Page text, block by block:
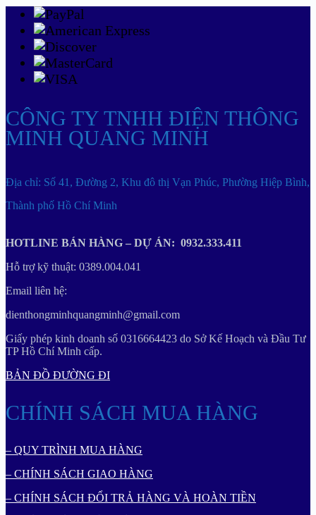
CÔNG TY TNHH ĐIỆN THÔNG
MINH QUANG MINH
Địa chỉ: Số 41, Đường 2, Khu đô thị Vạn Phúc, Phường Hiệp Bình,
Thành phố Hồ Chí Minh
HOTLINE BÁN HÀNG – DỰ ÁN: 0932.333.411
Hỗ trợ kỹ thuật: 0389.004.041
Email liên hệ:
dienthongminhquangminh@gmail.com
Giấy phép kinh doanh số 0316664423 do Sở Kế Hoạch và Đầu Tư
TP Hồ Chí Minh cấp.
BẢN ĐỒ ĐƯỜNG ĐI
CHÍNH SÁCH MUA HÀNG
– QUY TRÌNH MUA HÀNG
– CHÍNH SÁCH GIAO HÀNG
– CHÍNH SÁCH ĐỔI TRẢ HÀNG VÀ HOÀN TIỀN